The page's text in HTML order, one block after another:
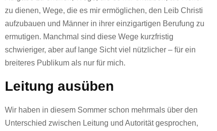
zu dienen, Wege, die es mir ermöglichen, den Leib Christi
aufzubauen und Männer in ihrer einzigartigen Berufung zu
ermutigen. Manchmal sind diese Wege kurzfristig
schwieriger, aber auf lange Sicht viel nützlicher – für ein
breiteres Publikum als nur für mich.
Leitung ausüben
Wir haben in diesem Sommer schon mehrmals über den
Unterschied zwischen Leitung und Autorität gesprochen,